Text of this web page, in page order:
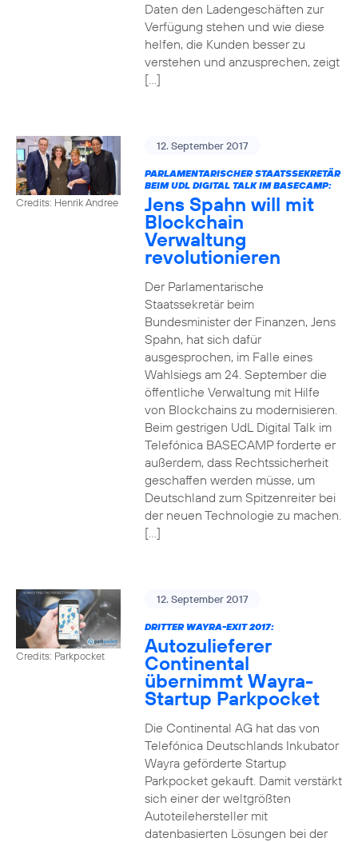
Daten den Ladengeschäften zur
Verfügung stehen und wie diese
helfen, die Kunden besser zu
verstehen und anzusprechen, zeigt
[…]
Credits: Henrik Andree
12. September 2017
PARLAMENTARISCHER STAATSSEKRETÄR
BEIM UDL DIGITAL TALK IM BASECAMP:
Jens Spahn will mit
Blockchain
Verwaltung
revolutionieren
Der Parlamentarische
Staatssekretär beim
Bundesminister der Finanzen, Jens
Spahn, hat sich dafür
ausgesprochen, im Falle eines
Wahlsiegs am 24. September die
öffentliche Verwaltung mit Hilfe
von Blockchains zu modernisieren.
Beim gestrigen UdL Digital Talk im
Telefónica BASECAMP forderte er
außerdem, dass Rechtssicherheit
geschaffen werden müsse, um
Deutschland zum Spitzenreiter bei
der neuen Technologie zu machen.
[…]
Credits: Parkpocket
12. September 2017
DRITTER WAYRA-EXIT 2017:
Autozulieferer
Continental
übernimmt Wayra-
Startup Parkpocket
Die Continental AG hat das von
Telefónica Deutschlands Inkubator
Wayra geförderte Startup
Parkpocket gekauft. Damit verstärkt
sich einer der weltgrößten
Autoteilehersteller mit
datenbasierten Lösungen bei der